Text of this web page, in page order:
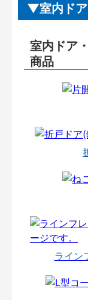
室内ド
室内ドア
商品
ライン